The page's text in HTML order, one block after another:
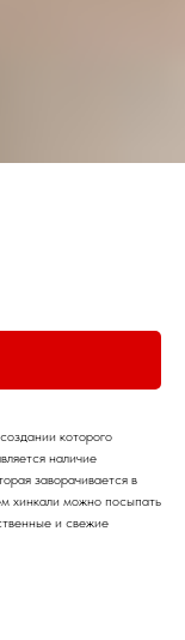
которого
наличие
заворачивается в
хинкали можно посыпать
и свежие